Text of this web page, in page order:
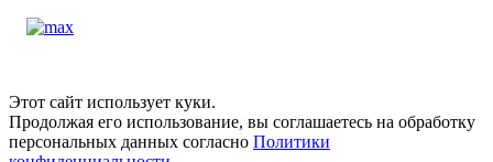
Этот сайт использует куки.
Продолжая его использование, вы соглашаетесь на обработку
персональных данных согласно Политики